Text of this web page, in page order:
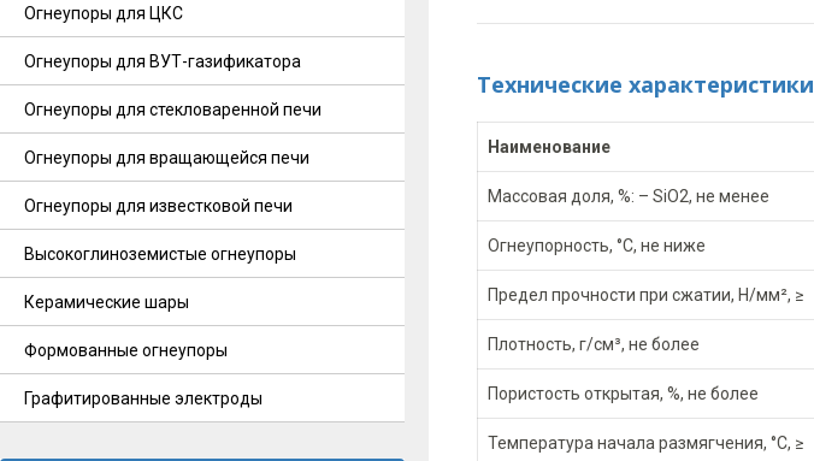
Технические характеристики
Наименование
Массовая доля, %: – SiO2, не менее
Огнеупорность, °С, не ниже
Предел прочности при сжатии, Н/мм², ≥
Плотность, г/см³, не более
Пористость открытая, %, не более
Температура начала размягчения, °С, ≥
Огнеупоры для ЦКС
Огнеупоры для ВУТ-газификатора
Огнеупоры для стекловаренной печи
Огнеупоры для вращающейся печи
Огнеупоры для известковой печи
Высокоглиноземистые огнеупоры
Керамические шары
Формованные огнеупоры
Графитированные электроды